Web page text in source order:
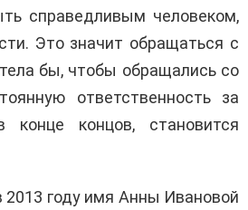
справедливым человеком,
Это значит обращаться с
бы, чтобы обращались со
ответственность за
концов, становится
2013 году имя Анны Ивановой